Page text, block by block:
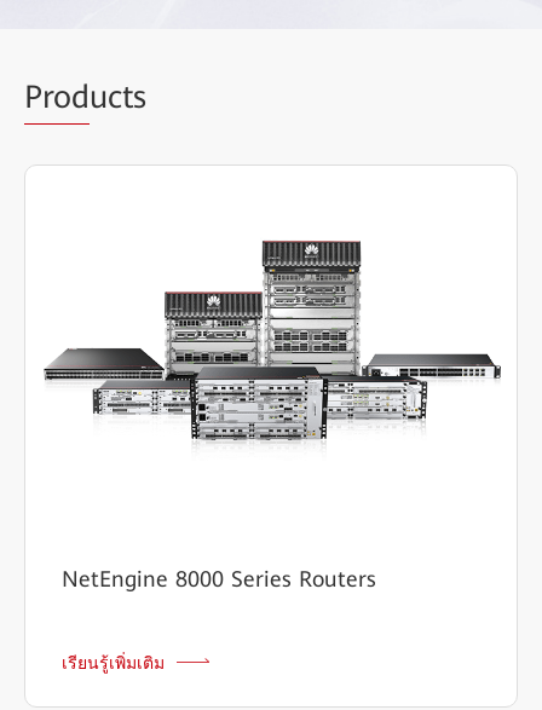
Products
NetEngine 8000 Series Routers
เรียนรู้เพิ่มเติม